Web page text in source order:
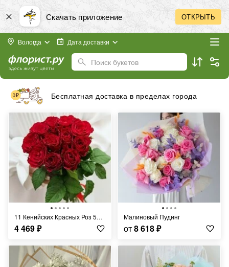
Скачать приложение ОТКРЫТЬ
Вологда Дата доставки
Поиск букетов
Принимаем к оплате банковские карты любых
стран
11 Кенийских Красных Роз 50 см
4 469₽
Малиновый Пудинг
от8 618₽